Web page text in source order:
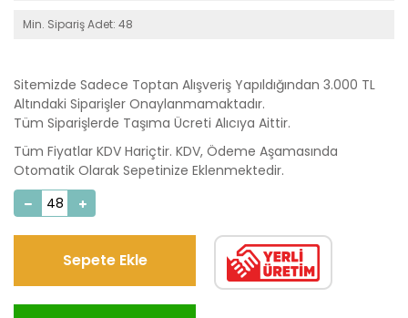
Min. Sipariş Adet: 48
Sitemizde Sadece Toptan Alışveriş Yapıldığından 3.000 TL
Altındaki Siparişler Onaylanmamaktadır.
Tüm Siparişlerde Taşıma Ücreti Alıcıya Aittir.
Tüm Fiyatlar KDV Hariçtir. KDV, Ödeme Aşamasında
Otomatik Olarak Sepetinize Eklenmektedir.
Sepete Ekle